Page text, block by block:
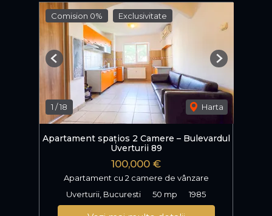
Comision 0% Exclusivitate
1 /18 Harta
Previous Next
Apartament spațios 2 Camere – Bulevardul
Uverturii 89
100,000 €
Apartament cu 2 camere de vânzare
Uverturii, Bucuresti
50 mp 1985